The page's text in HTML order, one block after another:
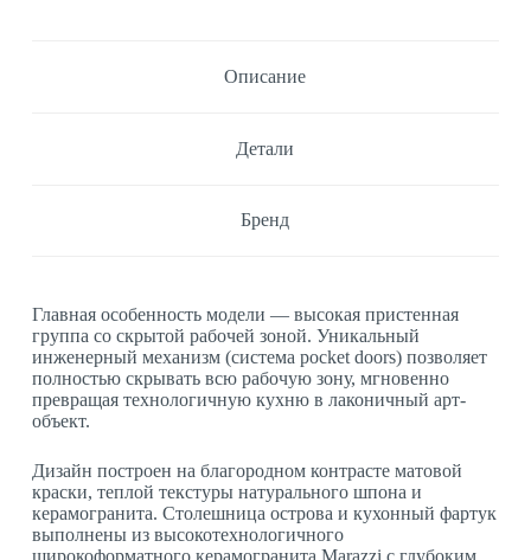
Описание
Детали
Бренд
Главная особенность модели — высокая пристенная
группа со скрытой рабочей зоной. Уникальный
инженерный механизм (система pocket doors) позволяет
полностью скрывать всю рабочую зону, мгновенно
превращая технологичную кухню в лаконичный арт-
объект.
Дизайн построен на благородном контрасте матовой
краски, теплой текстуры натурального шпона и
керамогранита. Столешница острова и кухонный фартук
выполнены из высокотехнологичного